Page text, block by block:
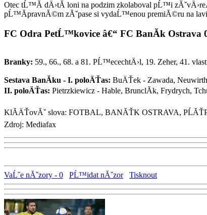
Otec tĹ™Ă­ dÄ›tĂ­ loni na podzim zkolaboval pĹ™i
pĹ™Ă­pravnĂ©m zĂˇpase si vydaĹ™enou premiĂ©ru na
FC Odra PetĹ™kovice â€“ FC BanĂ­k Ostrava
Branky: 59., 66., 68. a 81. PĹ™ecechtÄ›l, 19. Zeher, 41.
Sestava BanĂ­ku - I. poloÄŤas: BuÄŤek - Zawada,
II. poloÄŤas: Pietrzkiewicz - Hable, BrunclĂ­k, Frydrych,
KlĂ­ÄŤovĂˇ slova: FOTBAL, BANĂŤK OSTRAVA,
Zdroj: Mediafax
VaĹˇe nĂˇzory - 0 PĹ™idat nĂˇzor Tisknout